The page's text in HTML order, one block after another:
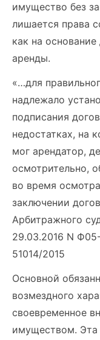
имущество без
лишается права
как на
аренды.
«…для
надлежало
подписания
недостатках, на
мог арендатор,
осмотрительно,
во время
заключении
Арбитражного
29.03.2016 N
51014/2015
Основной
возмездного
своевременное
имуществом. Эта